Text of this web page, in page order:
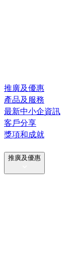
推廣及優惠
產品及服務
最新中小企資訊
客戶分享
獎項和成就
推廣及優惠